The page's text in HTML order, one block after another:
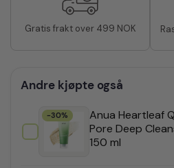
Gratis frakt over 499 NOK
Andre kjøpte også
-30%
Anua Heartleaf
Pore Deep
150 ml